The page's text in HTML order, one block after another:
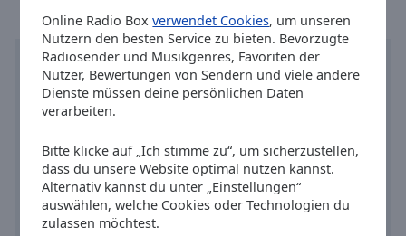
Online Radio Boxverwendet Cookies, um unseren
Nutzern den besten Service zu bieten. Bevorzugte
Radiosender und Musikgenres, Favoriten der
Nutzer, Bewertungen von Sendern und viele andere
Dienste müssen deine persönlichen Daten
verarbeiten.
Bitte klicke auf „Ich stimme zu“, um sicherzustellen,
dass du unsere Website optimal nutzen kannst.
Alternativ kannst du unter „Einstellungen“
auswählen, welche Cookies oder Technologien du
zulassen möchtest.
Family